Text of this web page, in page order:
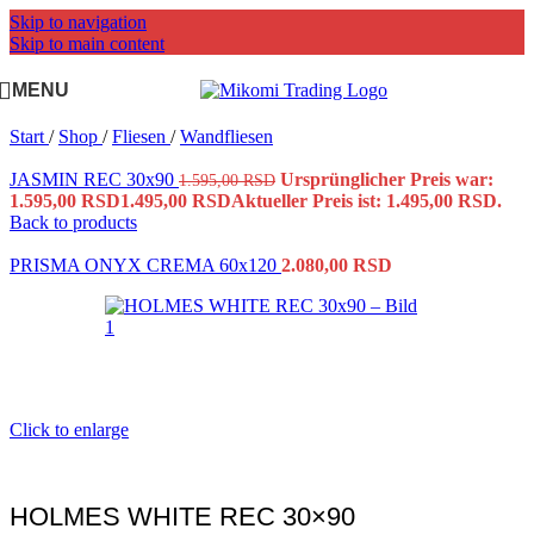
Skip to navigation
Skip to main content
MENU
Start / Shop / Fliesen / Wandfliesen
JASMIN REC 30x90 1.595,00RSD Ursprünglicher Preis war:
1.595,00 RSD1.495,00 RSDAktueller Preis ist: 1.495,00 RSD.
Back to products
PRISMA ONYX CREMA 60x120 2.080,00 RSD
Click to enlarge
HOLMES WHITE REC 30×90